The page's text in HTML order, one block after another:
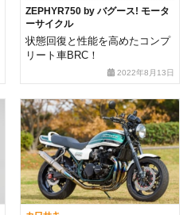
ZEPHYR750 by バグース! モータ
ーサイクル
状態回復と性能を高めたコンプ
リート車BRC！
2022年8月13日